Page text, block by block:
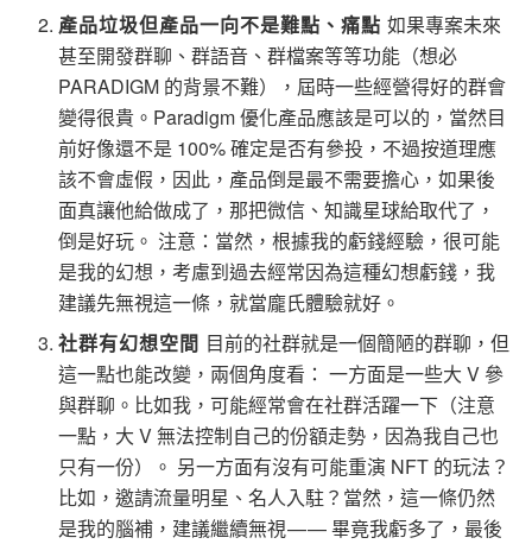
產品垃圾但產品一向不是難點、痛點如果專案未來
甚至開發群聊、群語音、群檔案等等功能（想必
PARADIGM 的背景不難），屆時一些經營得好的群會
變得很貴。Paradigm 優化產品應該是可以的，當然目
前好像還不是 100% 確定是否有參投，不過按道理應
該不會虛假，因此，產品倒是最不需要擔心，如果後
面真讓他給做成了，那把微信、知識星球給取代了，
倒是好玩。 注意：當然，根據我的虧錢經驗，很可能
是我的幻想，考慮到過去經常因為這種幻想虧錢，我
建議先無視這一條，就當龐氏體驗就好。
社群有幻想空間 目前的社群就是一個簡陋的群聊，但
這一點也能改變，兩個角度看： 一方面是一些大 V 參
與群聊。比如我，可能經常會在社群活躍一下（注意
一點，大 V 無法控制自己的份額走勢，因為我自己也
只有一份）。 另一方面有沒有可能重演 NFT 的玩法？
比如，邀請流量明星、名人入駐？當然，這一條仍然
是我的腦補，建議繼續無視 — — 畢竟我虧多了，最後